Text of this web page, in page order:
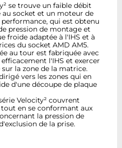
se trouve un faible débit
au socket et un moteur de
qui est obtenu
pression de montage et
froide adaptée à l'IHS et à
du socket AMD AM5.
au tour est fabriquée avec
l'IHS et exercer
la zone de la matrice.
vers les zones qui en
d'une découpe de plaque
Velocity² couvrent
en se conformant aux
la pression de
de la prise.